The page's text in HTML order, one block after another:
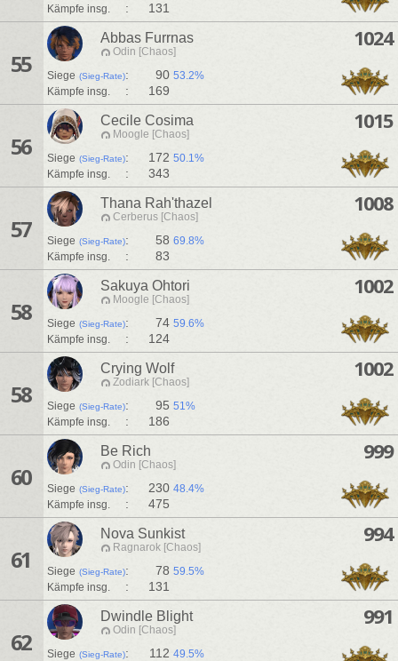
Kämpfe insg.
: 131
55
Abbas Furrnas
Odin [Chaos]
Siege (Sieg-Rate): 90 53.2%
Kämpfe insg.
: 169
1024
56
Cecile Cosima
Moogle [Chaos]
Siege (Sieg-Rate): 172 50.1%
Kämpfe insg.
: 343
1015
57
Thana Rah'thazel
Cerberus [Chaos]
Siege (Sieg-Rate): 58 69.8%
Kämpfe insg.
: 83
1008
58
Sakuya Ohtori
Moogle [Chaos]
Siege (Sieg-Rate): 74 59.6%
Kämpfe insg.
: 124
1002
58
Crying Wolf
Zodiark [Chaos]
Siege (Sieg-Rate): 95 51%
Kämpfe insg.
: 186
1002
60
Be Rich
Odin [Chaos]
Siege (Sieg-Rate): 230 48.4%
Kämpfe insg.
: 475
999
61
Nova Sunkist
Ragnarok [Chaos]
Siege (Sieg-Rate): 78 59.5%
Kämpfe insg.
: 131
994
62
Dwindle Blight
Odin [Chaos]
Siege (Sieg-Rate): 112 49.5%
991